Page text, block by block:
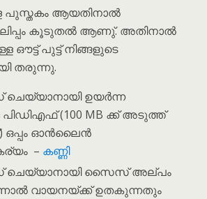
പുസ്തകം ആയതിനാൽ
കൂടുതൽ ആണു്. അതിനാൽ
ഔട്ട് പുട്ട് നിങ്ങളുടെ
തരുന്നു.
ഉയർന്ന
പിഡിഎഫ് (100 MB ക്ക് അടുത്ത്
ഓൻലൈൻ
– കണ്ണി
സൈസ് അല്പം
വായനയ്ക്ക് ഉതകുന്നതും